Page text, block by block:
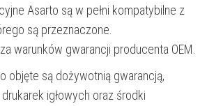
Asarto są w pełni kompatybilne z
są przeznaczone.
warunków gwarancji producenta OEM.
objęte są dożywotnią gwarancją,
igłowych oraz środki